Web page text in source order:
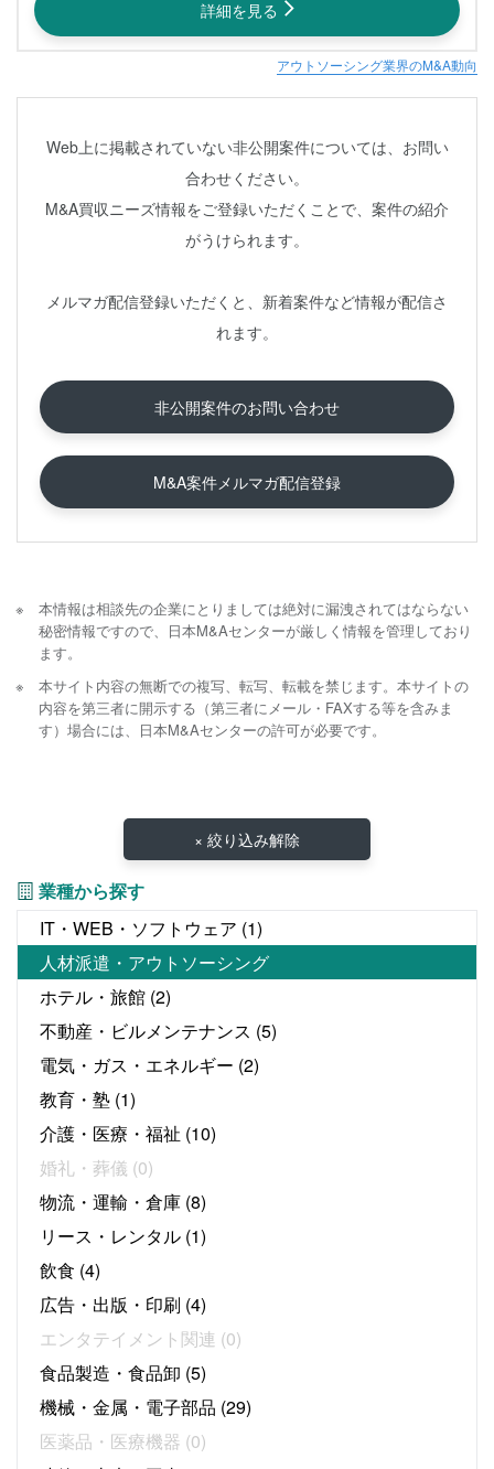
詳細を見る
アウトソーシング業界のM&A動向
Web上に掲載されていない非公開案件については、お問い
合わせください。
M&A買収ニーズ情報をご登録いただくことで、案件の紹介
がうけられます。
メルマガ配信登録いただくと、新着案件など情報が配信さ
れます。
非公開案件のお問い合わせ
M&A案件メルマガ配信登録
本情報は相談先の企業にとりましては絶対に漏洩されてはならない
秘密情報ですので、日本M&Aセンターが厳しく情報を管理しており
ます。
本サイト内容の無断での複写、転写、転載を禁じます。本サイトの
内容を第三者に開示する（第三者にメール・FAXする等を含みま
す）場合には、日本M&Aセンターの許可が必要です。
× 絞り込み解除
業種から探す
IT・WEB・ソフトウェア (1)
人材派遣・アウトソーシング
ホテル・旅館 (2)
不動産・ビルメンテナンス (5)
電気・ガス・エネルギー (2)
教育・塾 (1)
介護・医療・福祉 (10)
婚礼・葬儀 (0)
物流・運輸・倉庫 (8)
リース・レンタル (1)
飲食 (4)
広告・出版・印刷 (4)
エンタテイメント関連 (0)
食品製造・食品卸 (5)
機械・金属・電子部品 (29)
医薬品・医療機器 (0)